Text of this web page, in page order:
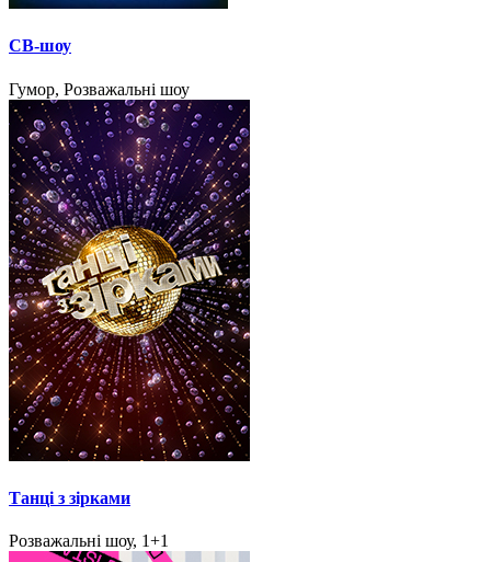
СВ-шоу
Гумор, Розважальні шоу
Танці з зірками
Розважальні шоу, 1+1